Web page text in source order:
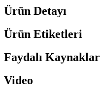
Ürün Detayı
Ürün Etiketleri
Faydalı Kaynaklar
Video